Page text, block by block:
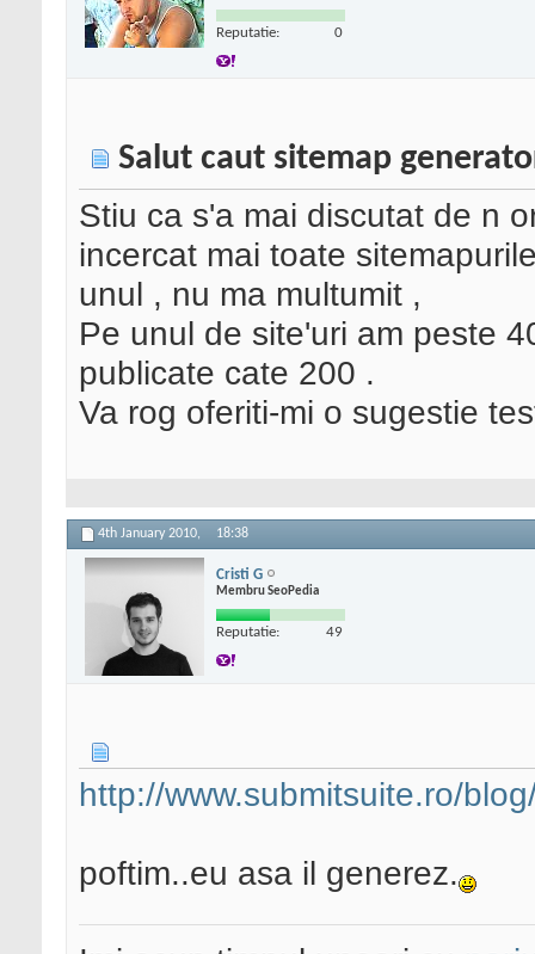
Reputatie: 0
Salut caut sitemap
Stiu ca s'a mai discutat de n
incercat mai toate
unul , nu ma multumit ,
Pe unul de site'uri am peste
publicate cate 200 .
Va rog oferiti-mi o sugestie
4th January 2010, 18:38
Cristi G
Membru SeoPedia
Reputatie: 49
http://www.submitsuite.ro/
poftim..eu asa il generez.